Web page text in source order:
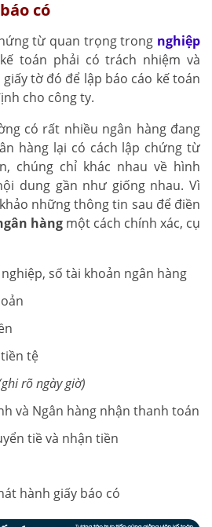
có
từ quan trọng trong nghiệp
toán phải có trách nhiệm và
tờ đó để lập báo cáo kế toán
cho công ty.
có rất nhiều ngân hàng đang
hàng lại có cách lập chứng từ
chúng chỉ khác nhau về hình
dung gần như giống nhau. Vì
những thông tin sau để điền
hàng một cách chính xác, cụ
số tài khoản ngân hàng
tệ
rõ ngày giờ)
và Ngân hàng nhận thanh toán
tiề và nhận tiền
hành giấy báo có